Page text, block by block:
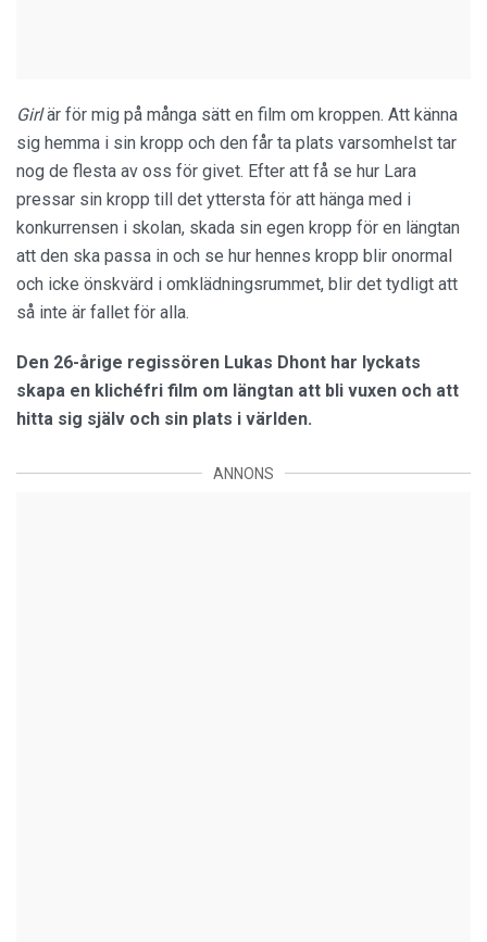
Girlär för mig på många sätt en film om kroppen. Att känna
sig hemma i sin kropp och den får ta plats varsomhelst tar
nog de flesta av oss för givet. Efter att få se hur Lara
pressar sin kropp till det yttersta för att hänga med i
konkurrensen i skolan, skada sin egen kropp för en längtan
att den ska passa in och se hur hennes kropp blir onormal
och icke önskvärd i omklädningsrummet, blir det tydligt att
så inte är fallet för alla.
Den 26-årige regissören Lukas Dhont har lyckats
skapa en klichéfri film om längtan att bli vuxen och att
hitta sig själv och sin plats i världen.
ANNONS